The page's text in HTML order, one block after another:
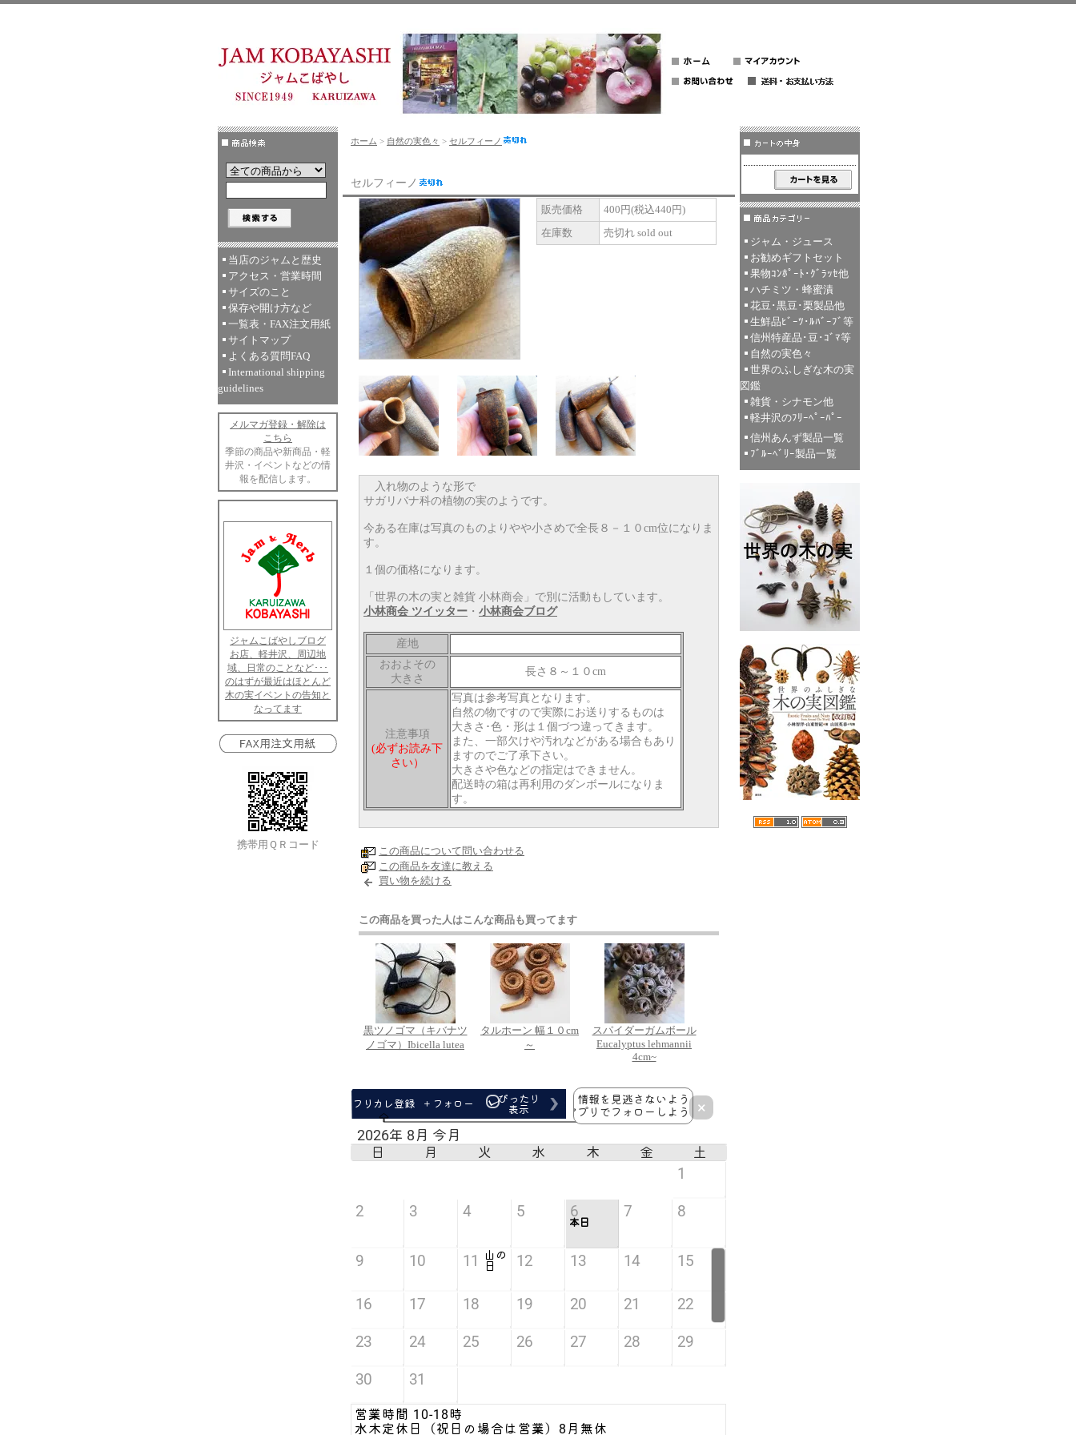
当店のジャムと歴史
アクセス・営業時間
サイズのこと
保存や開け方など
一覧表・FAX注文用紙
サイトマップ
よくある質問FAQ
International shipping
guidelines
メルマガ登録・解除は
こちら
季節の商品や新商品・軽
井沢・イベントなどの情
報を配信します。
ジャムこばやしブログ
お店、軽井沢、周辺地
域、日常のことなど･･･
のはずが最近はほとんど
木の実イベントの告知と
なってます
携帯用ＱＲコード
ホーム > 自然の実色々 > セルフィーノ
セルフィーノ
販売価格
400円(税込440円)
在庫数
売切れ sold out
入れ物のような形で
サガリバナ科の植物の実のようです。
今ある在庫は写真のものよりやや小さめで全長８－１０cm位になりま
す。
１個の価格になります。
「世界の木の実と雑貨 小林商会」で別に活動もしています。
小林商会 ツイッター ・ 小林商会ブログ
産地
おおよその
大きさ
長さ８～１０cm
注意事項
(必ずお読み下
さい）
写真は参考写真となります。
自然の物ですので実際にお送りするものは
大きさ･色・形は１個づつ違ってきます。
また、一部欠けや汚れなどがある場合もあり
ますのでご了承下さい。
大きさや色などの指定はできません。
配送時の箱は再利用のダンボールになりま
す。
この商品について問い合わせる
この商品を友達に教える
買い物を続ける
この商品を買った人はこんな商品も買ってます
黒ツノゴマ（キバナツ
ノゴマ）Ibicella lutea
タルホーン 幅１０cm
～
スパイダーガムボール
Eucalyptus lehmannii
4cm~
ジャム・ジュース
お勧めギフトセット
果物ｺﾝﾎﾟｰﾄ･ｸﾞﾗｯｾ他
ハチミツ・蜂蜜漬
花豆･黒豆･栗製品他
生鮮品ﾋﾞｰﾂ･ﾙﾊﾞｰﾌﾞ等
信州特産品･豆･ｺﾞﾏ等
自然の実色々
世界のふしぎな木の実
図鑑
雑貨・シナモン他
軽井沢のﾌﾘｰﾍﾟｰﾊﾟｰ
信州あんず製品一覧
ﾌﾞﾙｰﾍﾞﾘｰ製品一覧